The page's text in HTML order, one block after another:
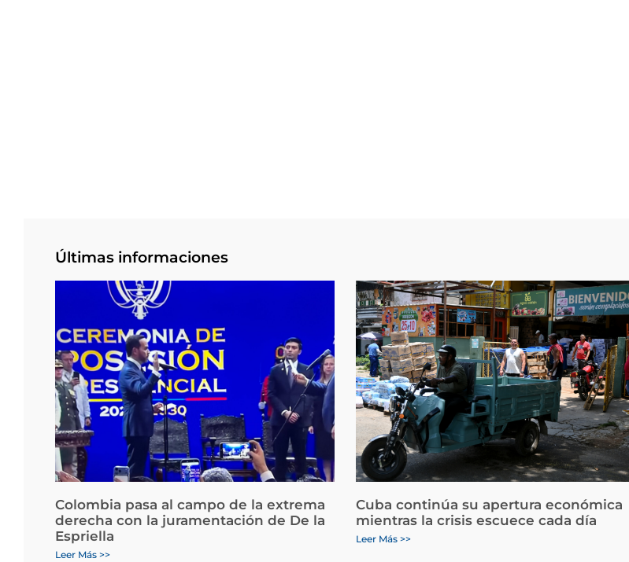
Últimas informaciones
Colombia pasa al campo de la extrema
derecha con la juramentación de De la
Espriella
Leer Más >>
Cuba continúa su apertura económica
mientras la crisis escuece cada día
Leer Más >>